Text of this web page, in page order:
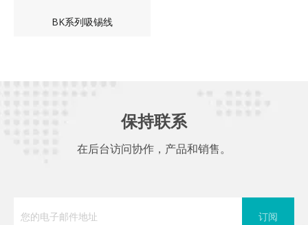
BK系列吸锡线
保持联系
在后台访问协作，产品和销售。
订阅